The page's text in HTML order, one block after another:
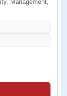
Management,